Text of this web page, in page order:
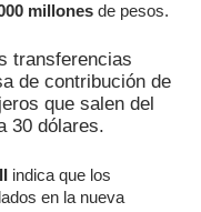
millonesde pesos.
transferencias
de contribución de
que salen del
30 dólares.
indica que los
en la nueva